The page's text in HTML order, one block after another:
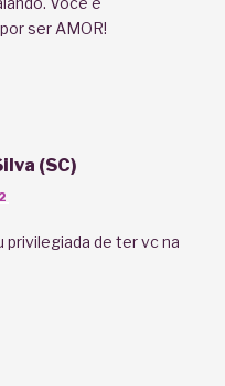
ser AMOR!
(SC)
privilegiada de ter vc na